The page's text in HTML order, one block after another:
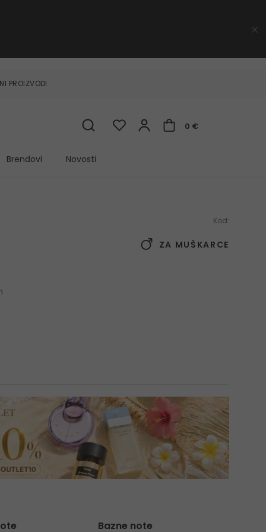
PROIZVODI
0 €
Brendovi Novosti
Kod:
ZA MUŠKARCE
Bazne note